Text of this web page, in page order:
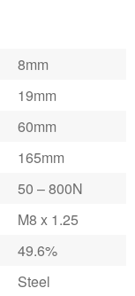
8mm
19mm
60mm
165mm
50 – 800N
M8 x 1.25
49.6%
Steel